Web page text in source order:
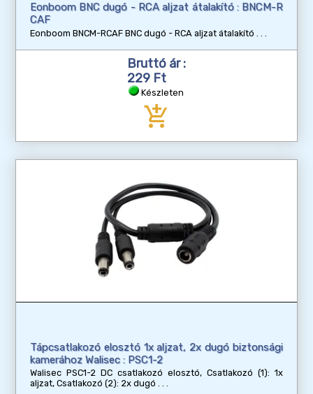
Eonboom BNC dugó - RCA aljzat átalakító : BNCM-R
CAF
Eonboom BNCM-RCAF BNC dugó - RCA aljzat átalakító
Bruttó ár :
229 Ft
Készleten
add_shopping_cart
Tápcsatlakozó elosztó 1x aljzat, 2x dugó biztonsági
kamerához Walisec : PSC1-2
Walisec PSC1-2 DC csatlakozó elosztó, Csatlakozó (1): 1x
aljzat, Csatlakozó (2): 2x dugó